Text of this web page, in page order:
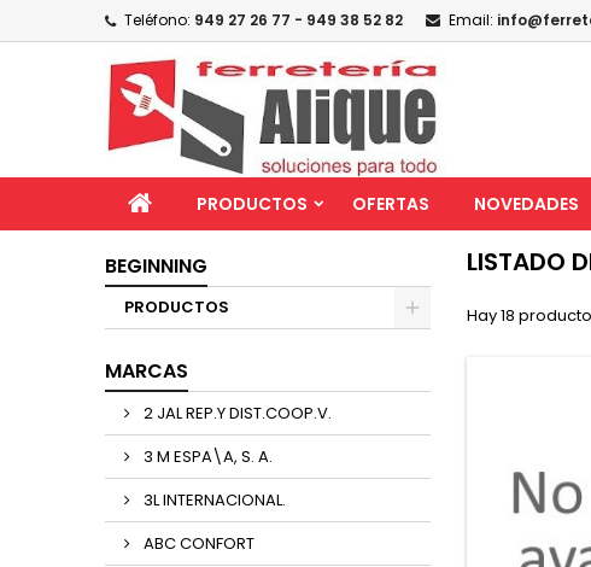
Teléfono: 949 27 26 77 - 949 38 52 82 Email:
PRODUCTOS OFERTAS NOVEDADES
BEGINNING
PRODUCTOS
MARCAS
2 JAL REP.Y DIST.COOP.V.
3 M ESPA\A, S. A.
3L INTERNACIONAL.
ABC CONFORT
LISTADO
Hay 18